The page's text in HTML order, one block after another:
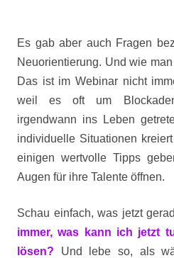
Es gab aber auch Fragen
Neuorientierung. Und wie
Das ist im Webinar nicht
weil es oft um
irgendwann ins Leben
individuelle Situationen
einigen wertvolle Tipps
Augen für ihre Talente öffnen.
Schau einfach, was jetzt
immer, was kann ich jetzt
lösen? Und lebe so, als